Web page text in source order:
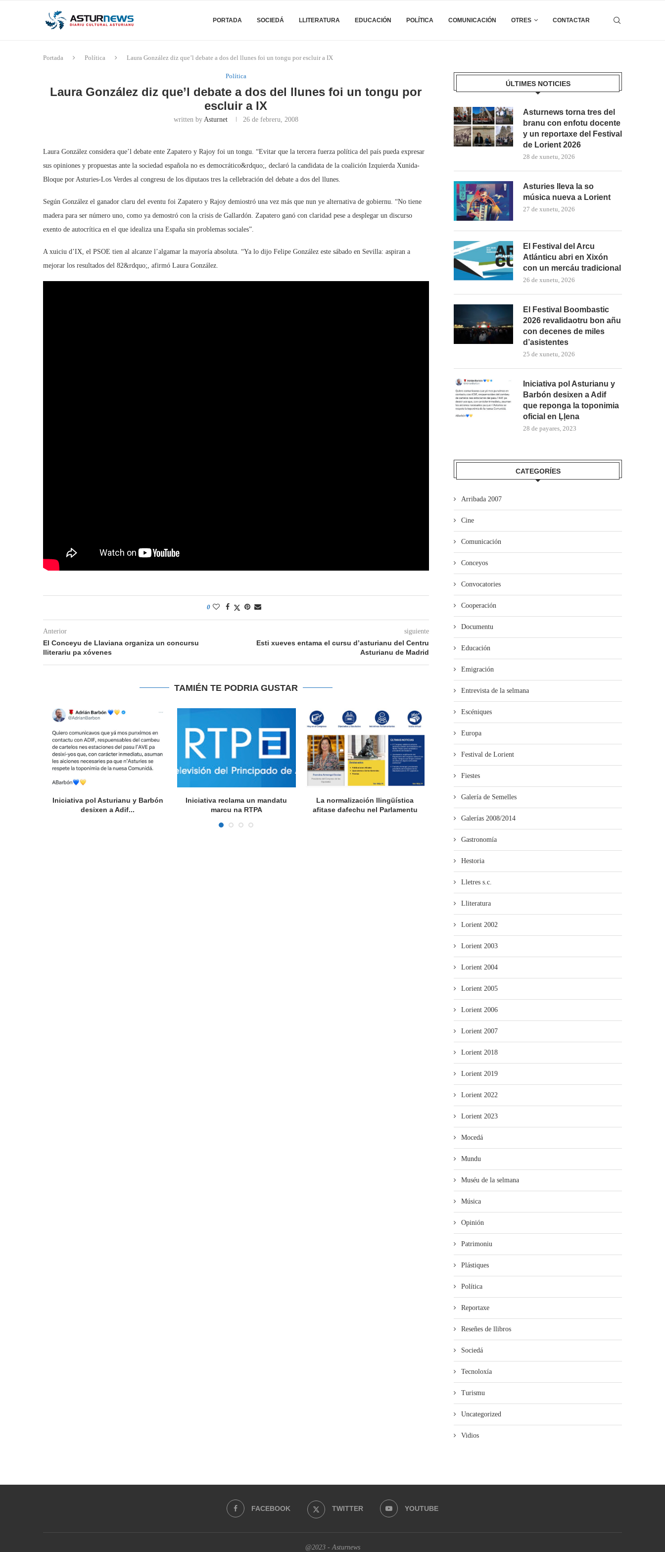
PORTADA SOCIEDÁ LLITERATURA EDUCACIÓN POLÍTICA COMUNICACIÓN OTRES CONTACTAR
Portada Política Laura González diz que’l debate a dos del llunes foi un tongu por escluir a IX
Política
Laura González diz que’l debate a dos del llunes foi un tongu por
escluir a IX
written by Asturnet 26 de febreru, 2008
Laura González considera que’l debate ente Zapatero y Rajoy foi un tongu. “Evitar que la tercera fuerza política del país pueda expresar
sus opiniones y propuestas ante la sociedad española no es democrático&rdquo;, declaró la candidata de la coalición Izquierda Xunida-
Bloque por Asturies-Los Verdes al congresu de los diputaos tres la cellebración del debate a dos del llunes.
Según González el ganador claru del eventu foi Zapatero y Rajoy demiostró una vez más que nun ye alternativa de gobiernu. “No tiene
madera para ser número uno, como ya demostró con la crisis de Gallardón. Zapatero ganó con claridad pese a desplegar un discurso
exento de autocrítica en el que idealiza una España sin problemas sociales”.
A xuiciu d’IX, el PSOE tien al alcanze l’algamar la mayoría absoluta. “Ya lo dijo Felipe González este sábado en Sevilla: aspiran a
mejorar los resultados del 82&rdquo;, afirmó Laura González.
0
Anterior
El Conceyu de Llaviana organiza un concursu
lliterariu pa xóvenes
siguiente
Esti xueves entama el cursu d’asturianu del Centru
Asturianu de Madrid
TAMIÉN TE PODRIA GUSTAR
Iniciativa pol Asturianu y Barbón
desixen a Adif...
Iniciativa reclama un mandatu
marcu na RTPA
La normalización llingüística
afitase dafechu nel Parlamentu
Aína entama’l cursu políticu con
un actu n’Uviéu
d’Ordenanza d’Igualdá
ÚLTIMES NOTICIES
Asturnews torna tres del
branu con enfotu docente
y un reportaxe del Festival
de Lorient 2026
28 de xunetu, 2026
Asturies lleva la so
música nueva a Lorient
27 de xunetu, 2026
El Festival del Arcu
Atlánticu abri en Xixón
con un mercáu tradicional
26 de xunetu, 2026
El Festival Boombastic
2026 revalidaotru bon añu
con decenes de miles
d’asistentes
25 de xunetu, 2026
Iniciativa pol Asturianu y
Barbón desixen a Adif
que reponga la toponimia
oficial en Ḷḷena
28 de payares, 2023
CATEGORÍES
Arribada 2007
Cine
Comunicación
Conceyos
Convocatories
Cooperación
Documentu
Educación
Emigración
Entrevista de la selmana
Escéniques
Europa
Festival de Lorient
Fiestes
Galería de Semelles
Galerías 2008/2014
Gastronomía
Hestoria
Lletres s.c.
Lliteratura
Lorient 2002
Lorient 2003
Lorient 2004
Lorient 2005
Lorient 2006
Lorient 2007
Lorient 2018
Lorient 2019
Lorient 2022
Lorient 2023
Mocedá
Mundu
Muséu de la selmana
Música
Opinión
Patrimoniu
Plástiques
Política
Reportaxe
Reseñes de llibros
Sociedá
Tecnoloxía
Turismu
Uncategorized
Vidios
FACEBOOK TWITTER YOUTUBE
@2023 - Asturnews